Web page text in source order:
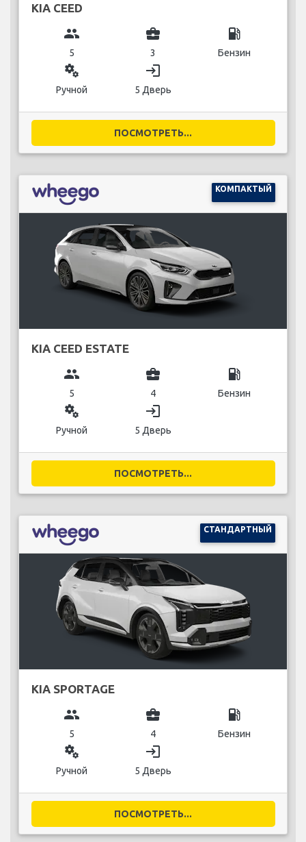
KIA CEED
group
5
business_center
3
local_gas_station
Бензин
miscellaneous_services
Ручной
login
5 Дверь
ПОСМОТРЕТЬ...
КОМПАКТЫЙ
KIA CEED ESTATE
group
5
business_center
4
local_gas_station
Бензин
miscellaneous_services
Ручной
login
5 Дверь
ПОСМОТРЕТЬ...
СТАНДАРТНЫЙ
KIA SPORTAGE
group
5
business_center
4
local_gas_station
Бензин
miscellaneous_services
Ручной
login
5 Дверь
ПОСМОТРЕТЬ...